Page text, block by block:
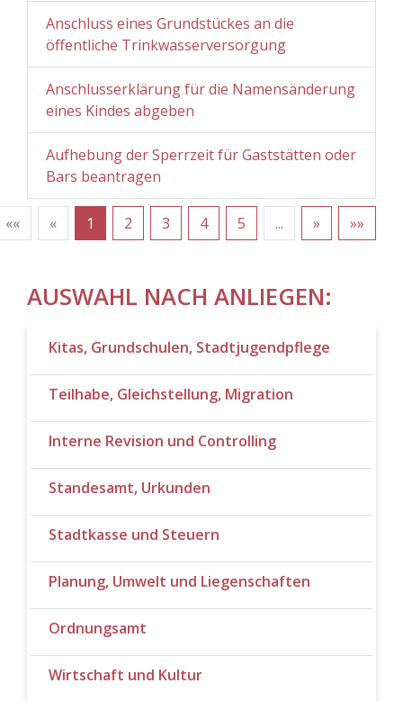
Anschluss eines Grundstückes an die
öffentliche Trinkwasserversorgung
Anschlusserklärung für die Namensänderung
eines Kindes abgeben
Aufhebung der Sperrzeit für Gaststätten oder
Bars beantragen
«« « 1 2 3 4 5 ... » »»
AUSWAHL NACH ANLIEGEN:
Kitas, Grundschulen, Stadtjugendpflege
Teilhabe, Gleichstellung, Migration
Interne Revision und Controlling
Standesamt, Urkunden
Stadtkasse und Steuern
Planung, Umwelt und Liegenschaften
Ordnungsamt
Wirtschaft und Kultur